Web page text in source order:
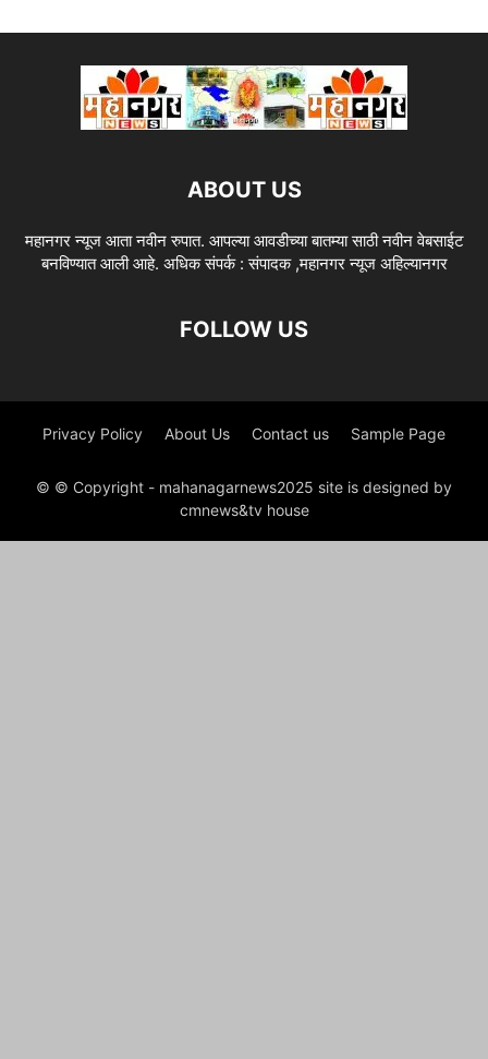
ABOUT US
महानगर न्यूज आता नवीन रुपात. आपल्या आवडीच्या बातम्या साठी नवीन वेबसाईट
बनविण्यात आली आहे. अधिक संपर्क : संपादक ,महानगर न्यूज अहिल्यानगर
FOLLOW US
Privacy Policy About Us Contact us Sample Page
© © Copyright - mahanagarnews2025 site is designed by
cmnews&tv house